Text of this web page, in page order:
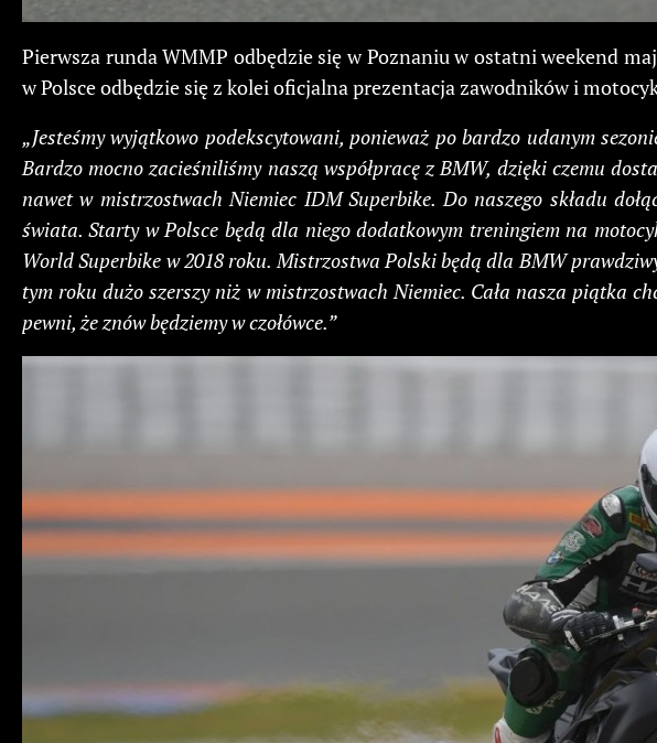
Pierwsza runda WMMP odbędzie się w Poznaniu w ostatni weekend
w Polsce odbędzie się z kolei oficjalna prezentacja zawodników i
„Jesteśmy wyjątkowo podekscytowani, ponieważ po bardzo udanym
Bardzo mocno zacieśniliśmy naszą współpracę z BMW, dzięki czemu
nawet w mistrzostwach Niemiec IDM Superbike. Do naszego składu
świata. Starty w Polsce będą dla niego dodatkowym treningiem na
World Superbike w 2018 roku. Mistrzostwa Polski będą dla BMW
tym roku dużo szerszy niż w mistrzostwach Niemiec. Cała nasza piątka
pewni, że znów będziemy w czołówce.”